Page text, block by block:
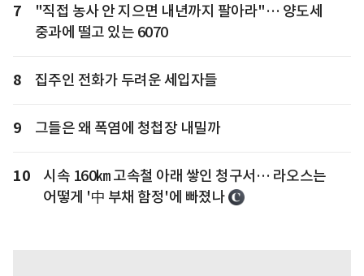
7
"직접 농사 안 지으면 내년까지 팔아라"… 양도세
중과에 떨고 있는 6070
8 집주인 전화가 두려운 세입자들
9 그들은 왜 폭염에 청첩장 내밀까
10
시속 160㎞ 고속철 아래 쌓인 청구서… 라오스는
어떻게 '中 부채 함정'에 빠졌나